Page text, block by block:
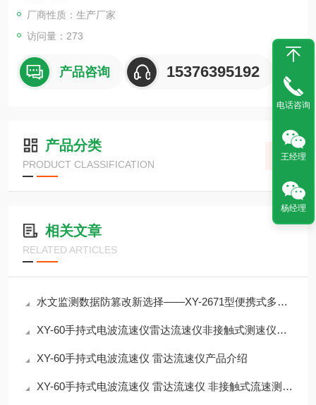
厂商性质：生产厂家
访问量：273
产品咨询 15376395192
产品分类
PRODUCT CLASSIFICATION
相关文章
RELATED ARTICLES
水文监测数据防篡改新选择——XY-2671型便携式多普勒流速流量仪介绍
XY-60手持式电波流速仪雷达流速仪非接触式测速仪介绍
XY-60手持式电波流速仪 雷达流速仪产品介绍
XY-60手持式电波流速仪 雷达流速仪 非接触式流速测量仪介绍
电话咨询
王经理
杨经理